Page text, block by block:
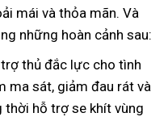
mái và thỏa mãn. Và
những hoàn cảnh sau:
thủ đắc lực cho tình
ma sát, giảm đau rát và
hỗ trợ se khít vùng